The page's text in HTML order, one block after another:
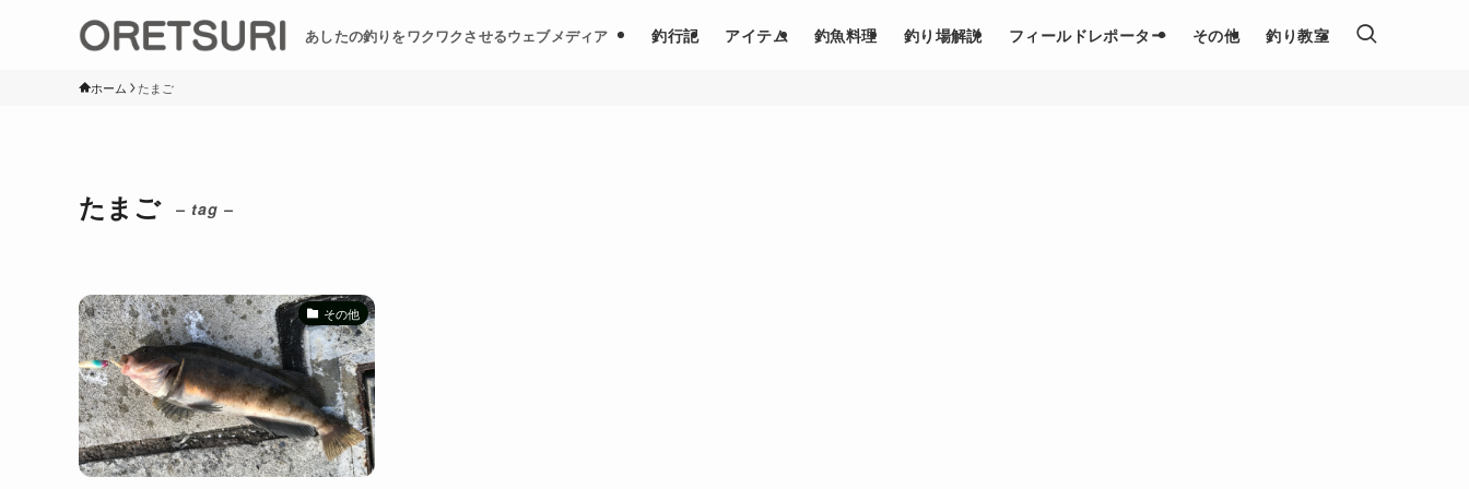
あしたの釣りをワクワクさせるウェブメディア 釣行記 アイテム 釣魚料理 釣り場解説 フィールドレポーター その他 釣り教室
ホーム たまご
たまご – tag –
その他